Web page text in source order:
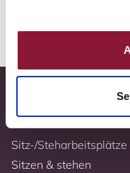
Sitz-/Steharbeitsplätze
Sitzen & stehen